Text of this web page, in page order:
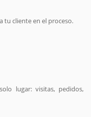
tu cliente en el proceso.
lugar: visitas, pedidos,